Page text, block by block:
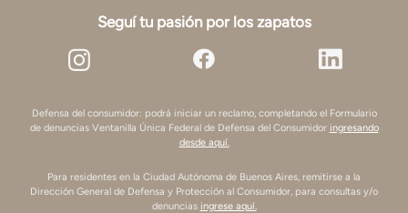
Seguí tu pasión por los zapatos
Defensa del consumidor: podrá iniciar un reclamo, completando el Formulario
de denuncias Ventanilla Única Federal de Defensa del Consumidor ingresando
desde aquí.
Para residentes en la Ciudad Autónoma de Buenos Aires, remitirse a la
Dirección General de Defensa y Protección al Consumidor, para consultas y/o
denuncias ingrese aquí.